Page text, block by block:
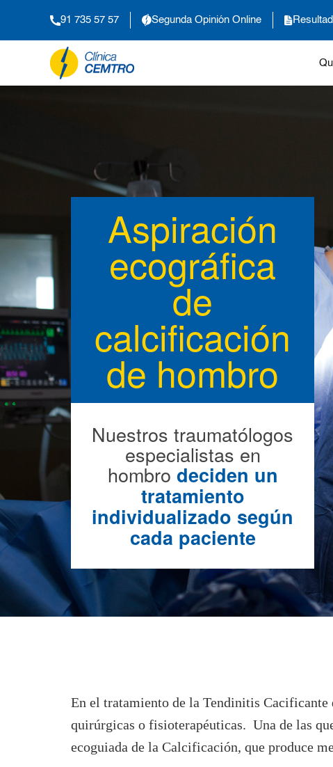
91 735 57 57 Segunda Opinión Online
Aspiración
ecográfica
de
calcificación
de hombro
Nuestros traumatólogos
especialistas en
hombro deciden un
tratamiento
individualizado según
cada paciente
En el tratamiento de la Tendinitis Cacificante
quirúrgicas o fisioterapéuticas. Una de las
ecoguiada de la Calcificación, que produce